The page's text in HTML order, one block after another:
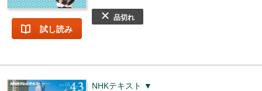
試し読み
品切れ
NHKテキスト ▼